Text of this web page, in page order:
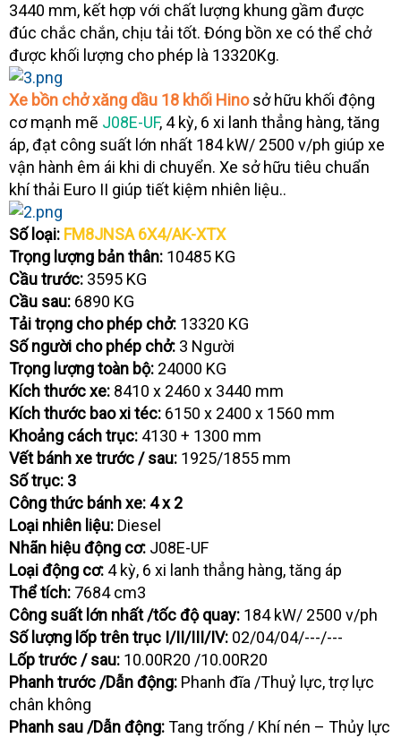
3440 mm, kết hợp với chất lượng khung gầm được
đúc chắc chắn, chịu tải tốt. Đóng bồn xe có thể chở
được khối lượng cho phép là 13320Kg.
Xe bồn chở xăng dầu 18 khối Hinosở hữu khối động
cơ mạnh mẽ J08E-UF, 4 kỳ, 6 xi lanh thẳng hàng, tăng
áp, đạt công suất lớn nhất 184 kW/ 2500 v/ph giúp xe
vận hành êm ái khi di chuyển. Xe sở hữu tiêu chuẩn
khí thải Euro II giúp tiết kiệm nhiên liệu..
Số loại: FM8JNSA 6X4/AK-XTX
Trọng lượng bản thân: 10485 KG
Cầu trước: 3595 KG
Cầu sau: 6890 KG
Tải trọng cho phép chở: 13320 KG
Số người cho phép chở: 3 Người
Trọng lượng toàn bộ: 24000 KG
Kích thước xe: 8410 x 2460 x 3440 mm
Kích thước bao xi téc: 6150 x 2400 x 1560 mm
Khoảng cách trục: 4130 + 1300 mm
Vết bánh xe trước / sau: 1925/1855 mm
Số trục: 3
Công thức bánh xe: 4 x 2
Loại nhiên liệu: Diesel
Nhãn hiệu động cơ: J08E-UF
Loại động cơ: 4 kỳ, 6 xi lanh thẳng hàng, tăng áp
Thể tích: 7684 cm3
Công suất lớn nhất /tốc độ quay: 184 kW/ 2500 v/ph
Số lượng lốp trên trục I/II/III/IV: 02/04/04/---/---
Lốp trước / sau: 10.00R20 /10.00R20
Phanh trước /Dẫn động: Phanh đĩa /Thuỷ lực, trợ lực
chân không
Phanh sau /Dẫn động:Tang trống / Khí nén – Thủy lực